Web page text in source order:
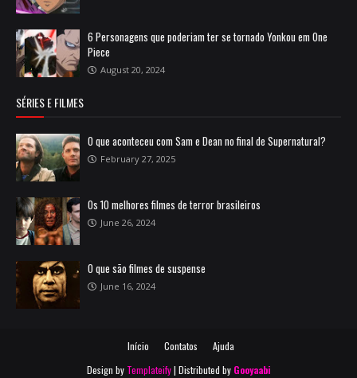
6 Personagens que poderiam ter se tornado Yonkou em One
Piece
August 20, 2024
SÉRIES E FILMES
O que aconteceu com Sam e Dean no final de Supernatural?
February 27, 2025
Os 10 melhores filmes de terror brasileiros
June 26, 2024
O que são filmes de suspense
June 16, 2024
Início Contatos
Ajuda
Design by Templateify| Distributed by Gooyaabi